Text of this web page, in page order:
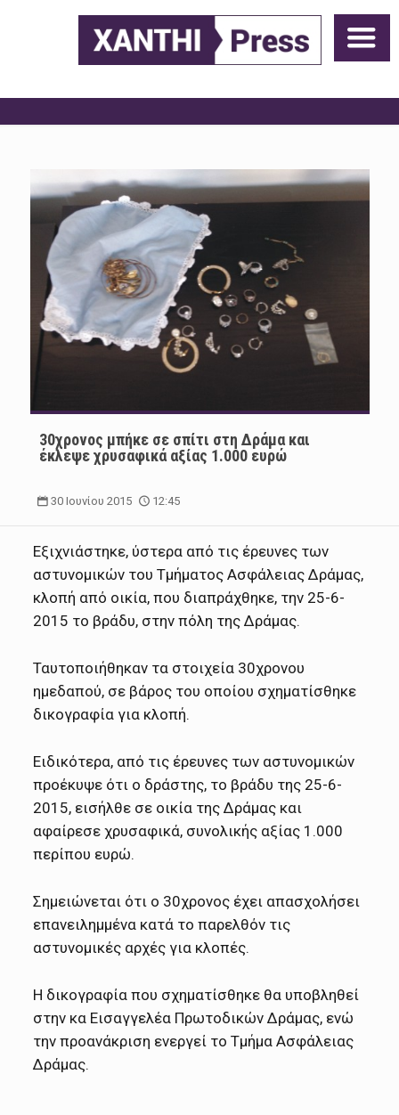
30χρονος μπήκε σε σπίτι στη Δράμα και
έκλεψε χρυσαφικά αξίας 1.000 ευρώ
30 Ιουνίου 2015 12:45
Εξιχνιάστηκε, ύστερα από τις έρευνες των
αστυνομικών του Τμήματος Ασφάλειας Δράμας,
κλοπή από οικία, που διαπράχθηκε, την 25-6-
2015 το βράδυ, στην πόλη της Δράμας.
Ταυτοποιήθηκαν τα στοιχεία 30χρονου
ημεδαπού, σε βάρος του οποίου σχηματίσθηκε
δικογραφία για κλοπή.
Ειδικότερα, από τις έρευνες των αστυνομικών
προέκυψε ότι ο δράστης, το βράδυ της 25-6-
2015, εισήλθε σε οικία της Δράμας και
αφαίρεσε χρυσαφικά, συνολικής αξίας 1.000
περίπου ευρώ.
Σημειώνεται ότι ο 30χρονος έχει απασχολήσει
επανειλημμένα κατά το παρελθόν τις
αστυνομικές αρχές για κλοπές.
Η δικογραφία που σχηματίσθηκε θα υποβληθεί
στην κα Εισαγγελέα Πρωτοδικών Δράμας, ενώ
την προανάκριση ενεργεί το Τμήμα Ασφάλειας
Δράμας.